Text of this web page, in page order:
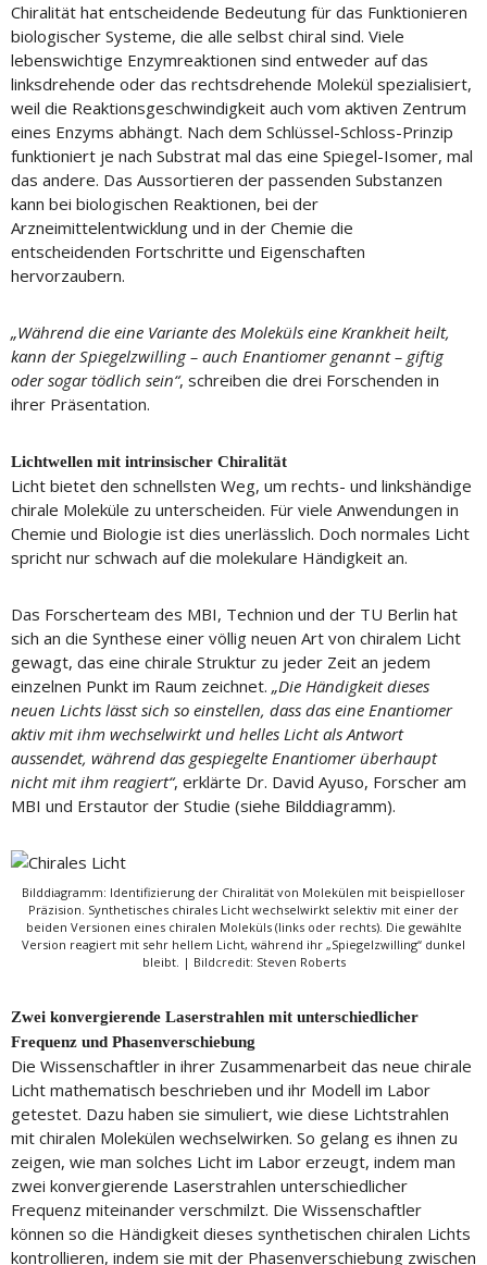
Chiralität hat entscheidende Bedeutung für das Funktionieren
biologischer Systeme, die alle selbst chiral sind. Viele
lebenswichtige Enzymreaktionen sind entweder auf das
linksdrehende oder das rechtsdrehende Molekül spezialisiert,
weil die Reaktionsgeschwindigkeit auch vom aktiven Zentrum
eines Enzyms abhängt. Nach dem Schlüssel-Schloss-Prinzip
funktioniert je nach Substrat mal das eine Spiegel-Isomer, mal
das andere. Das Aussortieren der passenden Substanzen
kann bei biologischen Reaktionen, bei der
Arzneimittelentwicklung und in der Chemie die
entscheidenden Fortschritte und Eigenschaften
hervorzaubern.
„Während die eine Variante des Moleküls eine Krankheit heilt,
kann der Spiegelzwilling – auch Enantiomer genannt – giftig
oder sogar tödlich sein“, schreiben die drei Forschenden in
ihrer Präsentation.
Lichtwellen mit intrinsischer Chiralität
Licht bietet den schnellsten Weg, um rechts- und linkshändige
chirale Moleküle zu unterscheiden. Für viele Anwendungen in
Chemie und Biologie ist dies unerlässlich. Doch normales Licht
spricht nur schwach auf die molekulare Händigkeit an.
Das Forscherteam des MBI, Technion und der TU Berlin hat
sich an die Synthese einer völlig neuen Art von chiralem Licht
gewagt, das eine chirale Struktur zu jeder Zeit an jedem
einzelnen Punkt im Raum zeichnet. „Die Händigkeit dieses
neuen Lichts lässt sich so einstellen, dass das eine Enantiomer
aktiv mit ihm wechselwirkt und helles Licht als Antwort
aussendet, während das gespiegelte Enantiomer überhaupt
nicht mit ihm reagiert“, erklärte Dr. David Ayuso, Forscher am
MBI und Erstautor der Studie (siehe Bilddiagramm).
Bilddiagramm: Identifizierung der Chiralität von Molekülen mit beispielloser
Präzision. Synthetisches chirales Licht wechselwirkt selektiv mit einer der
beiden Versionen eines chiralen Moleküls (links oder rechts). Die gewählte
Version reagiert mit sehr hellem Licht, während ihr „Spiegelzwilling“ dunkel
bleibt. | Bildcredit: Steven Roberts
Zwei konvergierende Laserstrahlen mit unterschiedlicher
Frequenz und Phasenverschiebung
Die Wissenschaftler in ihrer Zusammenarbeit das neue chirale
Licht mathematisch beschrieben und ihr Modell im Labor
getestet. Dazu haben sie simuliert, wie diese Lichtstrahlen
mit chiralen Molekülen wechselwirken. So gelang es ihnen zu
zeigen, wie man solches Licht im Labor erzeugt, indem man
zwei konvergierende Laserstrahlen unterschiedlicher
Frequenz miteinander verschmilzt. Die Wissenschaftler
können so die Händigkeit dieses synthetischen chiralen Lichts
kontrollieren, indem sie mit der Phasenverschiebung zwischen